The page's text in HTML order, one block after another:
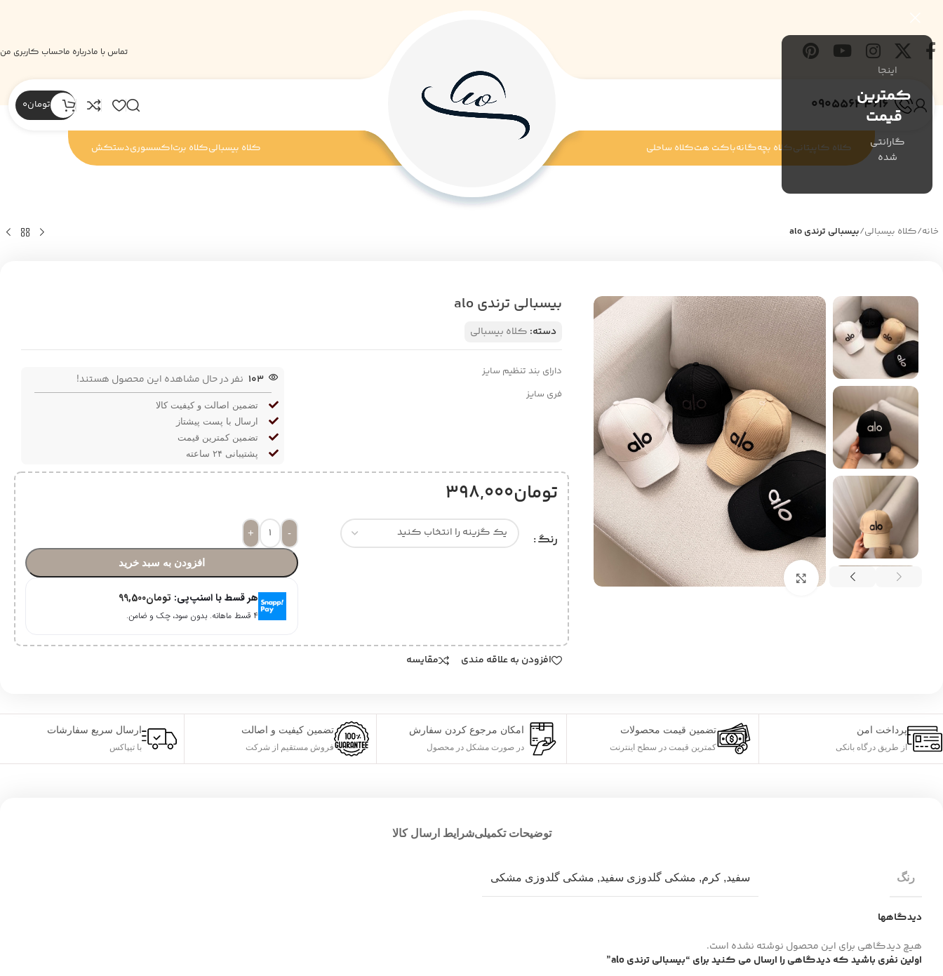
اینجا
کمترین
قیمت
گارانتی
شده
تماس با مادرباره ماحساب کاربری من
09055634616 تومان0
کلاه کاپیتانیکلاه بچه‌گانهباکت هتکلاه ساحلی کلاه بیسبالیکلاه برتاکسسوریدستکش
خانه/کلاه بیسبالی/بیسبالی ترندی alo
بزرگنمایی تصویر
بیسبالی ترندی alo
دسته: کلاه بیسبالی
دارای بند تنظیم سایز
فری سایز
103 نفر در حال مشاهده این محصول هستند!
تضمین اصالت و کیفیت کالا
ارسال با پست پیشتاز
تضمین کمترین قیمت
پشتیبانی ۲۴ ساعته
تومان398,000
رنگ -
+
افزودن به سبد خرید
هر قسط با اسنپ‌پی: تومان99,500
۴ قسط ماهانه. بدون سود، چک و ضامن.
افزودن به علاقه مندی مقایسه
پرداخت امن
از طریق درگاه بانکی
تضمین قیمت محصولات
کمترین قیمت در سطح اینترنت
امکان مرجوع کردن سفارش
در صورت مشکل در محصول
تضمین کیفیت و اصالت
فروش مستقیم از شرکت
ارسال سریع سفارشات
با تیپاکس
توضیحات تکمیلیشرایط ارسال کالا
رنگ سفید, کرم, مشکی گلدوزی سفید, مشکی گلدوزی مشکی
دیدگاهها
هیچ دیدگاهی برای این محصول نوشته نشده است.
اولین نفری باشید که دیدگاهی را ارسال می کنید برای “بیسبالی ترندی alo”